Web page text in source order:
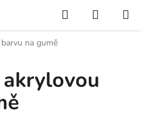
Hledat
KOŠÍK
na gumě